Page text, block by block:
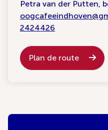
Petra van der Putten,
2424426
Plan de route